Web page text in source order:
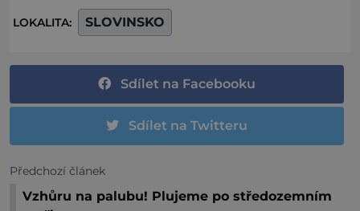
LOKALITA: SLOVINSKO
Sdílet na Facebooku
Sdílet na Twitteru
Předchozí článek
Vzhůru na palubu! Plujeme po středozemním